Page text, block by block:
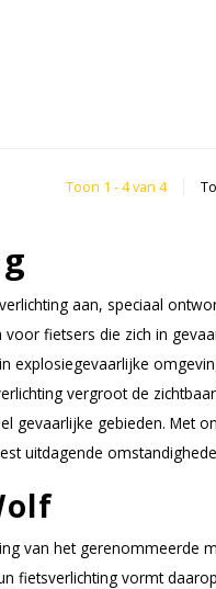
Toon 1 - 4 van 4
aan, speciaal
fietsers die zich in
explosiegevaarlijke
vergroot de
gevaarlijke gebieden. Met
uitdagende
van het gerenommeerde
fietsverlichting vormt